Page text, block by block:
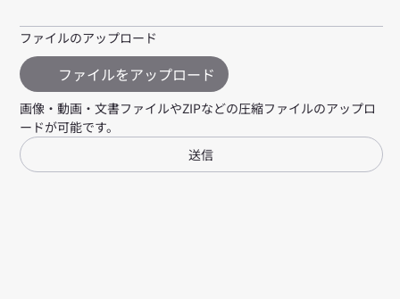
ファイルのアップロード
ファイルをアップロード
画像・動画・文書ファイルやZIPなどの圧縮ファイルのアップロ
ードが可能です。
送信